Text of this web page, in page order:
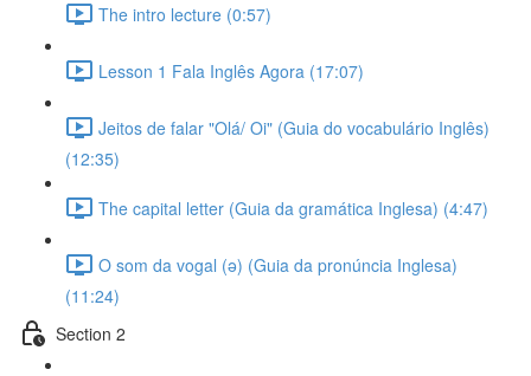
The intro lecture (0:57)
Lesson 1 Fala Inglês Agora (17:07)
Jeitos de falar "Olá/ Oi" (Guia do vocabulário Inglês)
(12:35)
The capital letter (Guia da gramática Inglesa) (4:47)
O som da vogal (ə) (Guia da pronúncia Inglesa)
(11:24)
Section 2